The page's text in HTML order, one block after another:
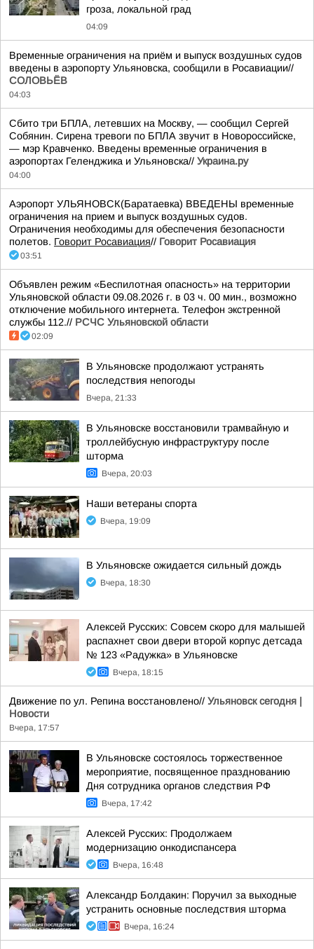
гроза, локальной град
04:09
Временные ограничения на приём и выпуск воздушных судов
введены в аэропорту Ульяновска, сообщили в Росавиации//
СОЛОВЬЁВ
04:03
Сбито три БПЛА, летевших на Москву, — сообщил Сергей
Собянин. Сирена тревоги по БПЛА звучит в Новороссийске,
— мэр Кравченко. Введены временные ограничения в
аэропортах Геленджика и Ульяновска// Украина.ру
04:00
Аэропорт УЛЬЯНОВСК(Баратаевка) ВВЕДЕНЫ временные
ограничения на прием и выпуск воздушных судов.
Ограничения необходимы для обеспечения безопасности
полетов. Говорит Росавиация// Говорит Росавиация
03:51
Объявлен режим «Беспилотная опасность» на территории
Ульяновской области 09.08.2026 г. в 03 ч. 00 мин., возможно
отключение мобильного интернета. Телефон экстренной
службы 112.// РСЧС Ульяновской области
02:09
В Ульяновске продолжают устранять
последствия непогоды
Вчера, 21:33
В Ульяновске восстановили трамвайную и
троллейбусную инфраструктуру после
шторма
Вчера, 20:03
Наши ветераны спорта
Вчера, 19:09
В Ульяновске ожидается сильный дождь
Вчера, 18:30
Алексей Русских: Совсем скоро для малышей
распахнет свои двери второй корпус детсада
№ 123 «Радужка» в Ульяновске
Вчера, 18:15
Движение по ул. Репина восстановлено// Ульяновск сегодня |
Новости
Вчера, 17:57
В Ульяновске состоялось торжественное
мероприятие, посвященное празднованию
Дня сотрудника органов следствия РФ
Вчера, 17:42
Алексей Русских: Продолжаем
модернизацию онкодиспансера
Вчера, 16:48
Александр Болдакин: Поручил за выходные
устранить основные последствия шторма
Вчера, 16:24